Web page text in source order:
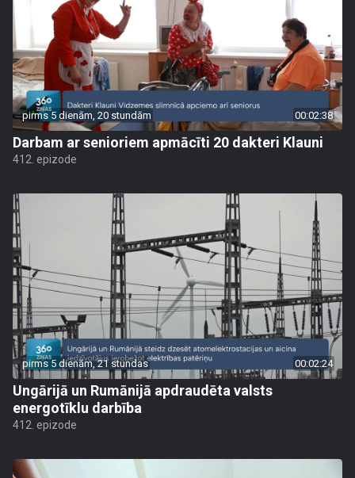
pirms 5 dienām, 20 stundām 00:02:38
Darbam ar senioriem apmācīti 20 dakteri Klauni
412. epizode
pirms 5 dienām, 21 stundas 00:02:24
Ungārijā un Rumānijā apdraudēta valsts
energotīklu darbība
412. epizode